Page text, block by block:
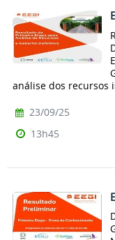
análise dos recursos
23/09/25
13h45